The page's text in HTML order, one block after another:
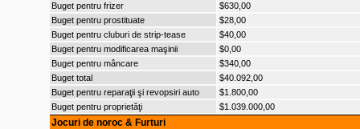
Buget pentru frizer
$630,00
Buget pentru prostituate
$28,00
Buget pentru cluburi de strip-tease
$40,00
Buget pentru modificarea maşinii
$0,00
Buget pentru mâncare
$340,00
Buget total
$40.092,00
Buget pentru reparaţii şi revopsiri auto
$1.800,00
Buget pentru proprietăţi
$1.039.000,00
Jocuri de noroc & Furturi